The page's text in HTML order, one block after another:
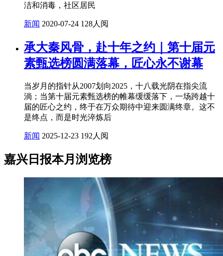
洁和消毒，社区居民
新闻 2020-07-24 128人阅
承大秦风骨，赴十年之约｜第十届元
素甄选榜圆满落幕，匠心永不谢幕
当岁月的指针从2007划向2025，十八载光阴在指尖流
淌；当第十届元素甄选榜的帷幕缓缓落下，一场跨越十
届的匠心之约，终于在万众期待中迎来圆满终章。这不
是终点，而是时光淬炼后
新闻 2025-12-23 192人阅
嘉兴日报本月浏览榜